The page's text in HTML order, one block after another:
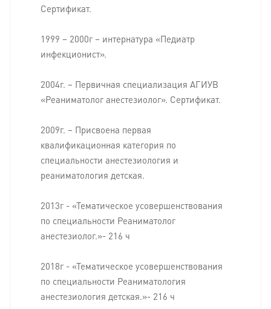
Сертификат.
1999 – 2000г – интернатура «Педиатр
инфекционист».
2004г. – Первичная специализация АГИУВ
«Реаниматолог анестезиолог». Сертификат.
2009г. – Присвоена первая
квалификационная категория по
специальности анестезиология и
реаниматология детская.
2013г - «Тематическое усовершенствования
по специальности Реаниматолог
анестезиолог.»- 216 ч
2018г - «Тематическое усовершенствования
по специальности Реаниматология
анестезиология детская.»- 216 ч